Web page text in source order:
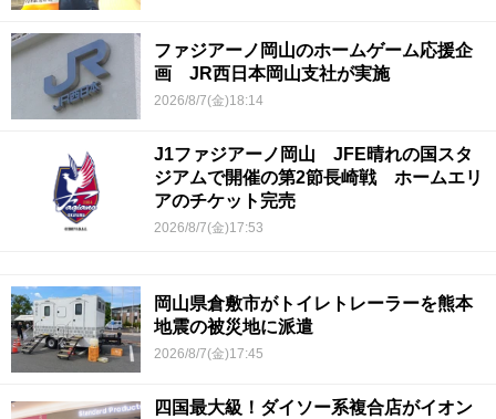
ファジアーノ岡山のホームゲーム応援企
画 JR西日本岡山支社が実施
2026/8/7(金)18:14
J1ファジアーノ岡山 JFE晴れの国スタ
ジアムで開催の第2節長崎戦 ホームエリ
アのチケット完売
2026/8/7(金)17:53
岡山県倉敷市がトイレトレーラーを熊本
地震の被災地に派遣
2026/8/7(金)17:45
四国最大級！ダイソー系複合店がイオン